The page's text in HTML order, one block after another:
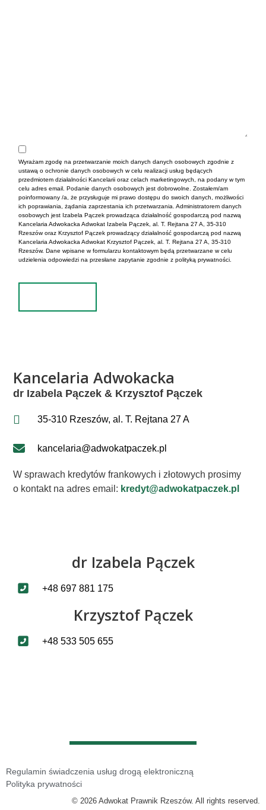
Wyrażam zgodę na przetwarzanie moich danych danych osobowych zgodnie z
ustawą o ochronie danych osobowych w celu realizacji usług będących
przedmiotem działalności Kancelarii oraz celach marketingowych, na podany w tym
celu adres email. Podanie danych osobowych jest dobrowolne. Zostałem/am
poinformowany /a, że przysługuje mi prawo dostępu do swoich danych, możliwości
ich poprawiania, żądania zaprzestania ich przetwarzania. Administratorem danych
osobowych jest Izabela Pączek prowadząca działalność gospodarczą pod nazwą
Kancelaria Adwokacka Adwokat Izabela Pączek, al. T. Rejtana 27 A, 35-310
Rzeszów oraz Krzysztof Pączek prowadzący działalność gospodarczą pod nazwą
Kancelaria Adwokacka Adwokat Krzysztof Pączek, al. T. Rejtana 27 A, 35-310
Rzeszów. Dane wpisane w formularzu kontaktowym będą przetwarzane w celu
udzielenia odpowiedzi na przesłane zapytanie zgodnie z polityką prywatności.
Kancelaria Adwokacka
dr Izabela Pączek & Krzysztof Pączek
35-310 Rzeszów, al. T. Rejtana 27 A
kancelaria@adwokatpaczek.pl
W sprawach kredytów frankowych i złotowych prosimy
o kontakt na adres email: kredyt@adwokatpaczek.pl
dr Izabela Pączek
+48 697 881 175
Krzysztof Pączek
+48 533 505 655
Regulamin świadczenia usług drogą elektroniczną
Polityka prywatności
© 2026 Adwokat Prawnik Rzeszów. All rights reserved.